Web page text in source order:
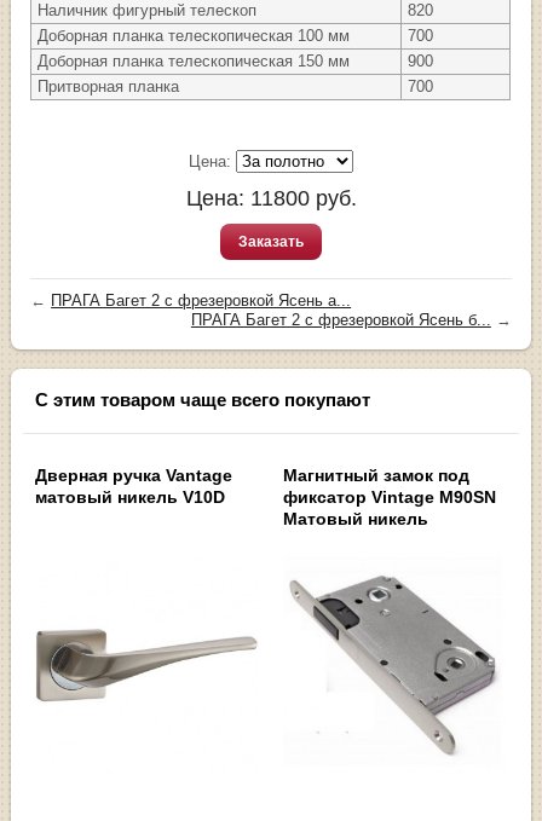
Наличник фигурный телескоп
820
Доборная планка телескопическая 100 мм
700
Доборная планка телескопическая 150 мм
900
Притворная планка
700
Цена:
Цена: 11800руб.
Заказать
← ПРАГА Багет 2 с фрезеровкой Ясень а...
ПРАГА Багет 2 с фрезеровкой Ясень б... →
С этим товаром чаще всего покупают
Дверная ручка Vantage
матовый никель V10D
Магнитный замок под
фиксатор Vintage M90SN
Матовый никель